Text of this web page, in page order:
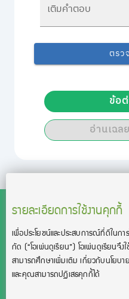
เติมคำตอบ
ตรว
อ่านเฉล
ข้อ
รายละเอียดการใช้งานคุกกี้
เพื่อประโยชน์และประสบการณ์ที่ดีในกา
กัด (“โอเพ่นดูเรียน”)โอเพ่นดูเรียนจึ
สามารถศึกษาเพิ่มเติม เกี่ยวกับนโยบ
และคุณสามารถปฏิเสธคุกกี้ได้
สงวนลิขสิทธิ์โดย บริษัท โอเพ่
TOEIC® and TOEFL® are